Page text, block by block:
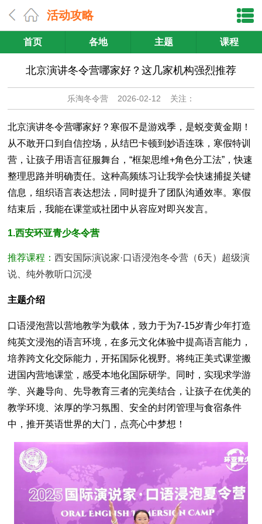
活动攻略
首页 各地 主题 课程
北京演讲冬令营哪家好？这几家机构强烈推荐
乐淘冬令营2026-02-12 关注：
北京演讲冬令营哪家好？寒假不是游戏季，是蜕变黄金期！
从不敢开口到自信控场，从结巴卡顿到妙语连珠，寒假特训
营，让孩子用语言征服舞台，“框架思维+角色分工法”，快速
整理思路并明确责任。这种高频练习让我学会快速捕捉关键
信息，组织语言表达想法，同时提升了团队沟通效率。寒假
结束后，我能在课堂或社团中从容应对即兴发言。
1.西安环亚青少冬令营
推荐课程：西安国际演说家·口语浸泡冬令营（6天）超级演
说、纯外教听口沉浸
主题介绍
口语浸泡营以营地教学为载体，致力于为7-15岁青少年打造
纯英文浸泡的语言环境，在多元文化体验中提高语言能力，
培养跨文化交际能力，开拓国际化视野。将纯正美式课堂搬
进国内营地课堂，感受本地化国际研学。同时，实现求学游
学、兴趣导向、先导教育三者的完美结合，让孩子在优美的
教学环境、浓厚的学习氛围、安全的封闭管理与食宿条件
中，推开英语世界的大门，点亮心中梦想！